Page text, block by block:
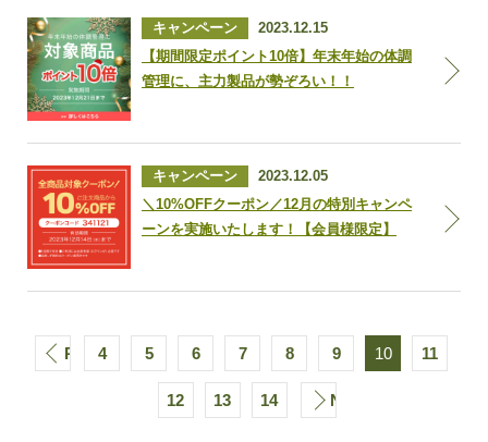
キャンペーン
2023.12.15
【期間限定ポイント10倍】年末年始の体調
管理に、主力製品が勢ぞろい！！
キャンペーン
2023.12.05
＼10%OFFクーポン／12月の特別キャンペ
ーンを実施いたします！【会員様限定】
PREV
4 5 6 7 8 9 10 11
12 13 14 NEXT